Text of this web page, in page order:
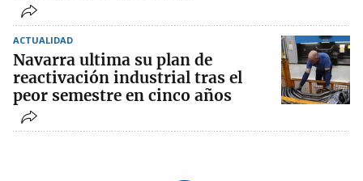
ACTUALIDAD
Navarra ultima su plan de
reactivación industrial tras el
peor semestre en cinco años